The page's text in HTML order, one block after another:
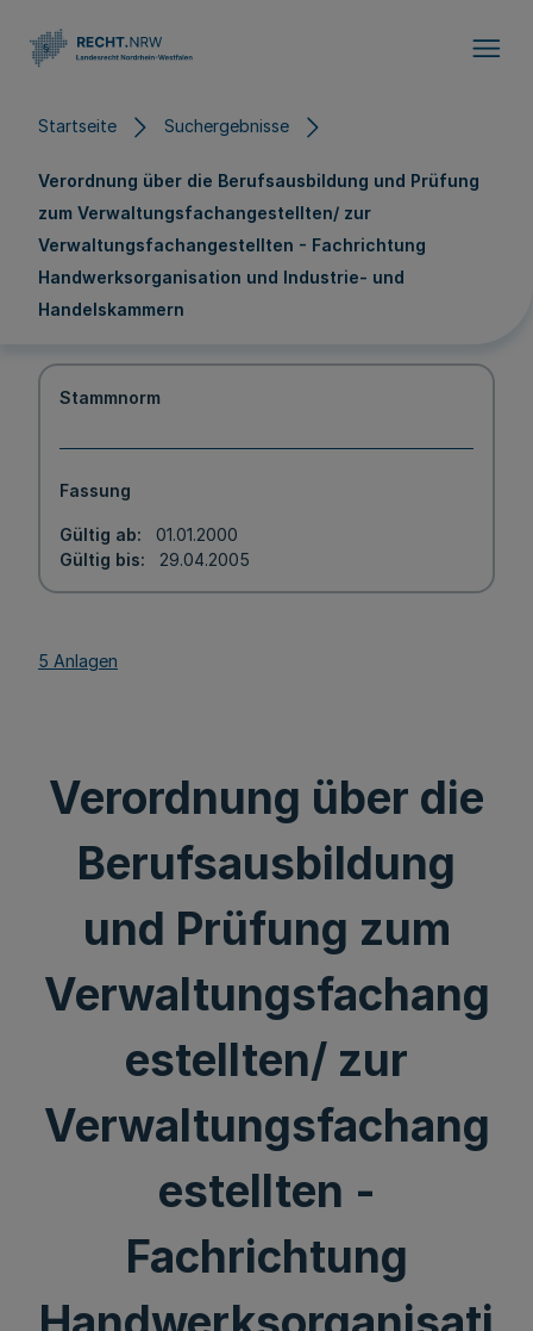
Startseite Suchergebnisse
Verordnung über die Berufsausbildung und Prüfung
zum Verwaltungsfachangestellten/ zur
Verwaltungsfachangestellten - Fachrichtung
Handwerksorganisation und Industrie- und
Handelskammern
Stammnorm
Fassung
Gültig ab
01.01.2000
Gültig bis
29.04.2005
5 Anlagen
Verordnung über die
Berufsausbildung
und Prüfung zum
Verwaltungsfachang
estellten/ zur
Verwaltungsfachang
estellten -
Fachrichtung